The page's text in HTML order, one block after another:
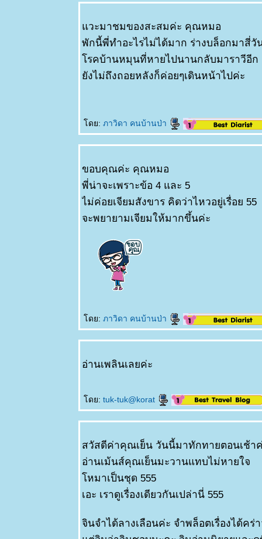
วะมาชมของสะสมค่ะ คุณหมอ
พักนี้พี่ทำอะไรไม่ได้มาก ร่างบล็อกมาสี่วั
รคบ้านหมุนที่หายไปนานกลับมาราวีอีก
ังไม่ถึงถอยหลังก็ค่อยๆเดินหน้าไปค่ะ
ดย: ภาวิดา คนบ้านป่า
ขอบคุณค่ะ คุณหมอ
พี่น่าจะเพราะข้อ 4 และ 5
ไม่ค่อยเจียมสังขาร คิดว่าไหวอยู่เรื่อย 55
จะพยายามเจียมให้มากขึ้นค่ะ
ดย: ภาวิดา คนบ้านป่า
อ่านเพลินเลยค่ะ
ดย: tuk-tuk@korat
สวัสดีค่าคุณเย็น วันนี้มาทักทายตอนเช้า
อ่านเม้นส์คุณเย็นมะวานแทบไม่หายใจ
หมาเป็นชุด 555
เอะ เราดูเรื่องเดียวกันเปล่านี่ 555
จินจำได้ลางเลือนค่ะ จำพล็อตเรื่องได้คร่